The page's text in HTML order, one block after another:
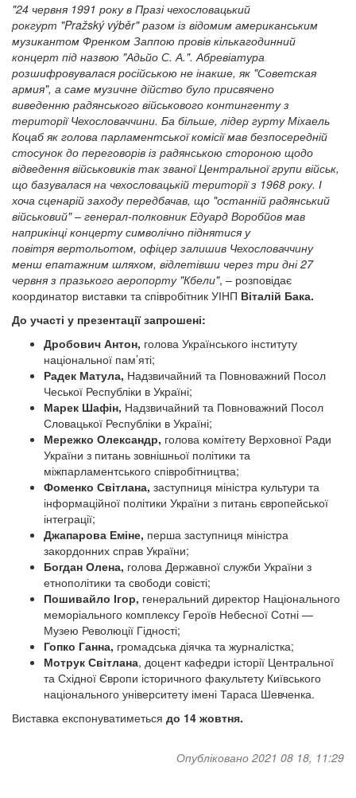
"24 червня 1991 року в Празі чехословацький
рокгурт "Pražský výběr" разом із відомим американським
музикантом Френком Заппою провів кількагодинний
концерт під назвою "Адьйо С. А.". Абревіатура
розшифровувалася російською не інакше, як "Советская
армия", а саме музичне дійство було присвячено
виведенню радянського військового контингенту з
території Чехословаччини. Ба більше, лідер гурту Міхаель
Коцаб як голова парламентської комісії мав безпосередній
стосунок до переговорів із радянською стороною щодо
відведення військовиків так званої Центральної групи військ,
що базувалася на чехословацькій території з 1968 року. І
хоча сценарій заходу передбачав, що "останній радянський
військовий" – генерал-полковник Едуард Воробйов мав
наприкінці концерту символічно піднятися у
повітря вертольотом, офіцер залишив Чехословаччину
менш епатажним шляхом, відлетівши через три дні 27
червня з празького аеропорту "Кбели", – розповідає
координатор виставки та співробітник УІНП Віталій Бака.
До участі у презентації запрошені:
Дробович Антон, голова Українського інституту
національної пам’яті;
Радек Матула, Надзвичайний та Повноважний Посол
Чеської Республіки в Україні;
Марек Шафін, Надзвичайний та Повноважний Посол
Словацької Республіки в Україні;
Мережко Олександр, голова комітету Верховної Ради
України з питань зовнішньої політики та
міжпарламентського співробітництва;
Фоменко Світлана, заступниця міністра культури та
інформаційної політики України з питань європейської
інтеграції;
Джапарова Еміне, перша заступниця міністра
закордонних справ України;
Богдан Олена, голова Державної служби України з
етнополітики та свободи совісті;
Пошивайло Ігор, генеральний директор Національного
меморіального комплексу Героїв Небесної Сотні —
Музею Революції Гідності;
Гопко Ганна, громадська діячка та журналістка;
Мотрук Світлана, доцент кафедри історії Центральної
та Східної Європи історичного факультету Київського
національного університету імені Тараса Шевченка.
Виставка експонуватиметься до 14 жовтня.
Опубліковано 2021 08 18, 11:29